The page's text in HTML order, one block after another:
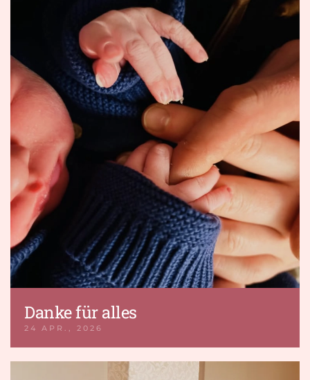
Danke für alles
24 APR., 2026